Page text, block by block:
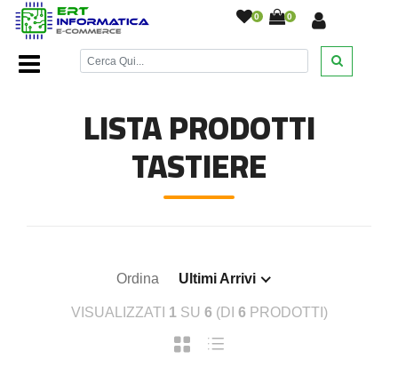
0 0
Home Page/Ricambi Notebook/Tastiere/
LISTA PRODOTTI
TASTIERE
Ordina Ultimi Arrivi
VISUALIZZATI 1 SU 6 (DI 6 PRODOTTI)